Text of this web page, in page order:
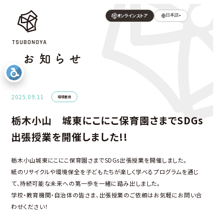
オンラインストア 日本語▼
お知らせ
2025.09.11 環境教育
栃木小山 城東にこにこ保育園さまでSDGs
出張授業を開催しました!!
栃木小山城東にこにこ保育園さまでSDGs出張授業を開催しました。
紙のリサイクルや環境保全を子どもたちが楽しく学べるプログラムを通じ
て、持続可能な未来への第一歩を一緒に踏み出しました。
学校・教育機関・自治体の皆さま、出張授業のご依頼はお気軽にお問い合
わせください！